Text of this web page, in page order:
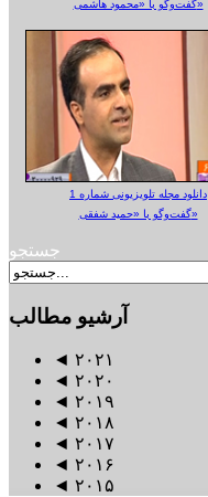
گفت‌وگو با «محمود هاشمی»
دانلود مجله تلویزیونی شماره 1
گفت‌وگو با «حمید شفقی»
جستجو
آرشیو مطالب
◄ ۲۰۲۱
◄ ۲۰۲۰
◄ ۲۰۱۹
◄ ۲۰۱۸
◄ ۲۰۱۷
◄ ۲۰۱۶
◄ ۲۰۱۵